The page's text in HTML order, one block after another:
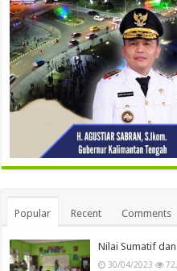
Popular Recent Comments
Nilai Sumatif
30/04/2023